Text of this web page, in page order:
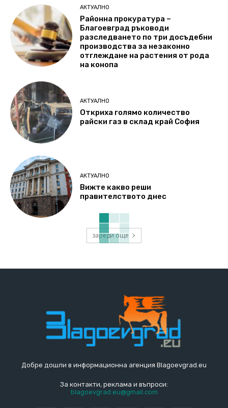
АКТУАЛНО
Районна прокуратура –
Благоевград ръководи
разследването по три досъдебни
производства за незаконно
отглеждане на растения от рода
на конопа
АКТУАЛНО
Откриха голямо количество
райски газ в склад край София
АКТУАЛНО
Вижте какво реши
правителството днес
зареди още
Добре дошли в информационна агенция Blagoevgrad.eu
За контакти, реклама и въпроси:
blagoevgrad.eu@gmail.com